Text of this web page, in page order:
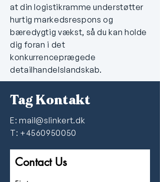
at din logistikramme understøtter
hurtig markedsrespons og
bæredygtig vækst, så du kan holde
dig foran i det
konkurrenceprægede
detailhandelslandskab.
Tag Kontakt
E: mail@slinkert.dk
T: +4560950050
Contact Us